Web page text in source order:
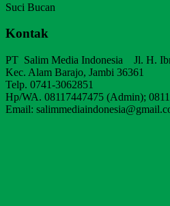
Suci Bucan
Kontak
PT Salim Media Indonesia Jl. H.
Kec. Alam Barajo, Jambi 36361
Telp. 0741-3062851
Hp/WA. 08117447475 (Admin);
Email: